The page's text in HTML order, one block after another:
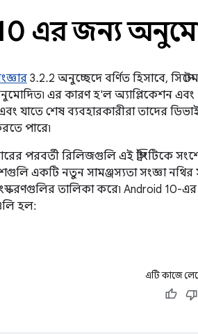
এর জন্য
3.2.2 অনুচ্ছেদে বর্ণিত হিসাবে,
অনুমোদিত৷ এর কারণ হ'ল অ্যাপ্লিকেশন
যাতে শেষ ব্যবহারকারীরা তাদের
পারে৷
পরবর্তী রিলিজগুলি এই
একটি নতুন সামঞ্জস্যতা সংজ্ঞা
তালিকা করে৷ Android 10-
হল:
এটি কাজে